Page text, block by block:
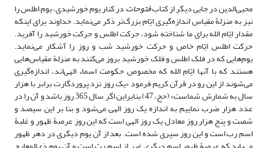
محیی‌الدین در جایی دیگر از کتابفتوحاتدر کنار یوم خورشیدی، یوم اطلس را
نیز به منزلۀ مقیاس اندازه‌‌گیری ایّام بزرگ‌تر ذکر می‌نماید. خداوند برای اینکه
مقدار ایّام الله برای ما شناخته شود، حرکت اطلس و حرکت خورشید را آفرید.
حرکت اطلس ایّام خاص و حرکت خورشید شب و روز را آشکار می‌نماید.
یوم‌هایی که در فلک اطلس و فلک خورشید بروز می‌کنند به منزلة مقیاس‌هایی
هستند که با آنها ایّام الله که مخصوص حکومت اسماء الهی‌اند، اندازه‌گیری
می‌شوند از این رو در قرآن کریم فرمود «یک روز نزد پروردگارت برابر با هزار
سال به شمارش شماست» (حج، 47) بنابراین اگر سال 365 روز باشد و آن را در
عدد هزار ضرب نماییم به اندازه یک روز الهی می‌شود و بنا بر این سیصد و
شصت و پنج هزار روز معادل یک روز الهی است که این روز عرصۀ ظهور و غلبۀ
اسم رب است و این روز سپری شده است. بعد از آن یوم دیگری در دهر ظهور